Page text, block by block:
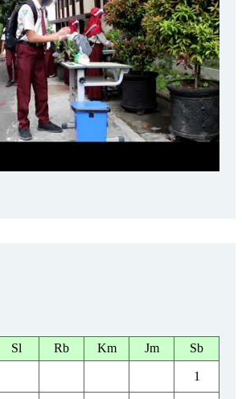
Sl Rb Km Jm Sb
1